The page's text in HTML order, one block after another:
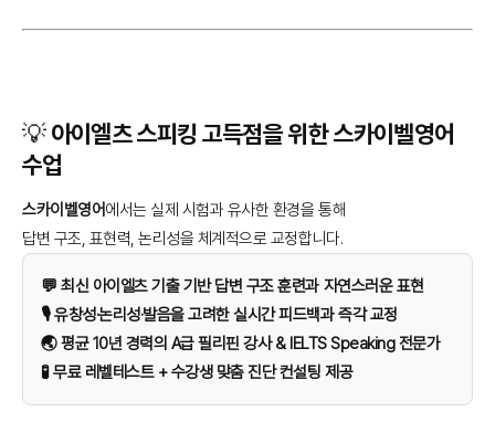
💡 아이엘츠 스피킹 고득점을 위한 스카이벨영어
수업
스카이벨영어에서는 실제 시험과 유사한 환경을 통해
답변 구조, 표현력, 논리성을 체계적으로 교정합니다.
💬 최신 아이엘츠 기출 기반 답변 구조 훈련과 자연스러운 표현
🎙️ 유창성·논리성·발음을 고려한 실시간 피드백과 즉각 교정
🌏 평균 10년 경력의 A급 필리핀 강사 & IELTS Speaking 전문가
🧪 무료 레벨테스트 + 수강생 맞춤 진단 컨설팅 제공